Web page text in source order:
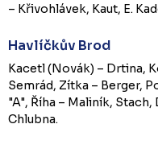
– Křivohlávek, Kaut, E.
Havlíčkův Brod
Kacetl (Novák) – Drtina,
Semrád, Zítka – Berger,
"A", Říha – Maliník,
Chlubna.